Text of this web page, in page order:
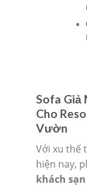
Sofa Giả
Cho
Vườn
Với xu thế
hiện nay,
khách sạn